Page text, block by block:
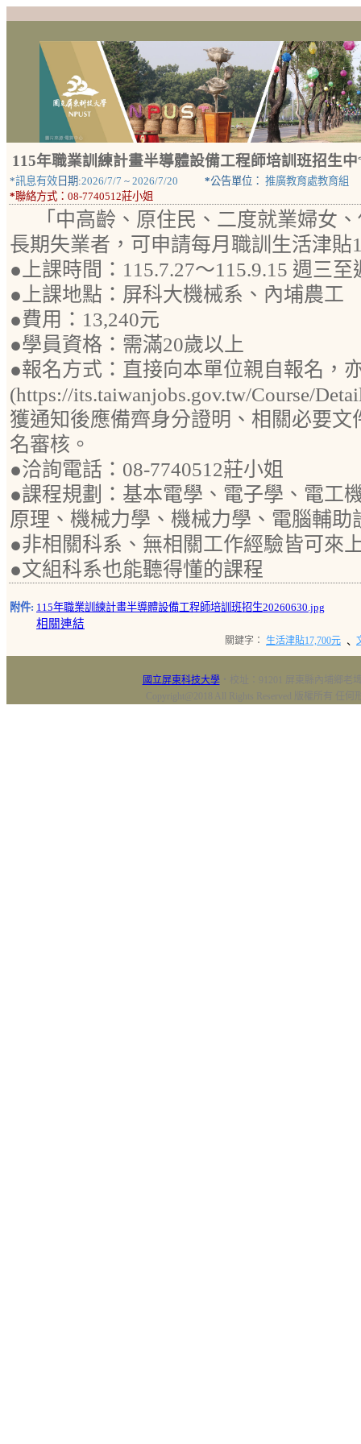
115年職業訓練計畫半導體設備工程師培訓班招生
*訊息有效 日期:2026/7/7 ~ 2026/7/20 *公告單位： 推廣教育處教育組
*聯絡方式： 08-7740512莊小姐
「中高齡、原住民、二度就業婦女
長期失業者，可申請每月職訓生活津貼
●上課時間：115.7.27～115.9.15 週三至
●上課地點：屏科大機械系、內埔農工
●費用：13,240元
●學員資格：需滿20歲以上
●報名方式：直接向本單位親自報名，
(https://its.taiwanjobs.gov.tw/Course/
獲通知後應備齊身分證明、相關必要
名審核。
●洽詢電話：08-7740512莊小姐
●課程規劃：基本電學、電子學、電工
原理、機械力學、機械力學、電腦輔助
●非相關科系、無相關工作經驗皆可來
●文組科系也能聽得懂的課程
附件: 115年職業訓練計畫半導體設備工程師培訓班招生20260630.jpg
相關連結
關鍵字： 生活津貼17,700元 、
國立屏東科技大學‧校址：91201 屏東縣內埔鄉老